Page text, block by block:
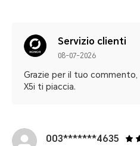
Servizio clienti
08-07-2026
Grazie per il tuo
X5i ti piaccia.
003*******4635